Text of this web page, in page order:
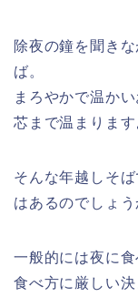
除夜の鐘を聞き
ば。
まろやかで温か
芯まで温まります
そんな年越しそ
はあるのでしょう
一般的には夜に
食べ方に厳しい決